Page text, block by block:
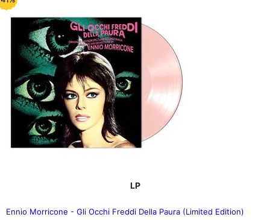
LP
Ennio Morricone - Gli Occhi Freddi Della Paura (Limited Edition)